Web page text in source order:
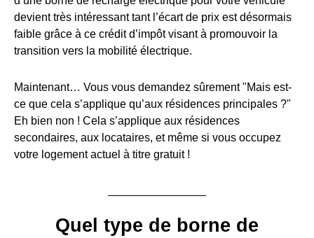
devient très intéressant tant l’écart de prix est désormais
faible grâce à ce crédit d’impôt visant à promouvoir la
transition vers la mobilité électrique.
Maintenant… Vous vous demandez sûrement "Mais est-
ce que cela s’applique qu’aux résidences principales ?"
Eh bien non ! Cela s’applique aux résidences
secondaires, aux locataires, et même si vous occupez
votre logement actuel à titre gratuit !
Quel type de borne de